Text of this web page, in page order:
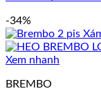
-34%
Xem nhanh
BREMBO